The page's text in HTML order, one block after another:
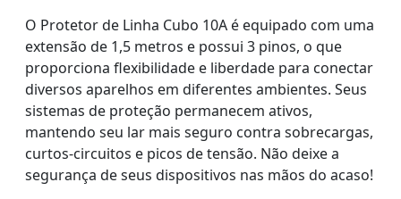
O Protetor de Linha Cubo 10A é equipado com uma
extensão de 1,5 metros e possui 3 pinos, o que
proporciona flexibilidade e liberdade para conectar
diversos aparelhos em diferentes ambientes. Seus
sistemas de proteção permanecem ativos,
mantendo seu lar mais seguro contra sobrecargas,
curtos-circuitos e picos de tensão. Não deixe a
segurança de seus dispositivos nas mãos do acaso!